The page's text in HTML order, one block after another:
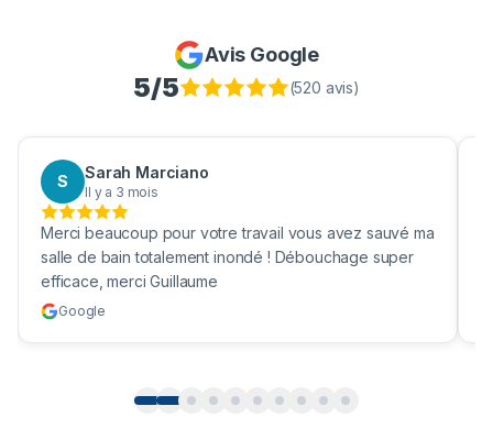
Avis Google
5/5 (520 avis)
A Aaron Boukhris
Il y a 3 mois
Bravo pour nettoyage de ma fosses septique ! Enfin
une vrai société efficace et qui nettoie vraiment ma
cuve !
Google